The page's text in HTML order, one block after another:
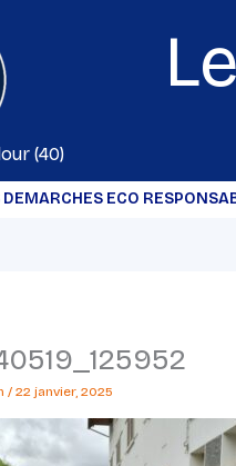
(40)
DEMARCHES ECO
/22 janvier, 2025